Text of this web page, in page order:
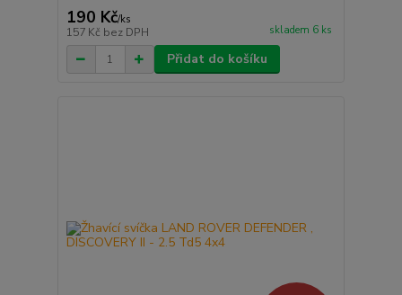
190 Kč/ks
157 Kč bez DPH skladem 6 ks
Přidat do košíku